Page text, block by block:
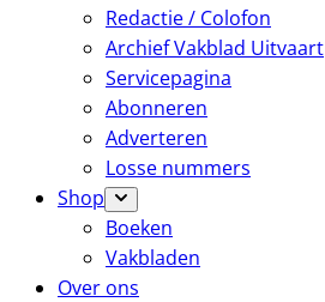
Redactie / Colofon
Archief Vakblad Uitvaart
Servicepagina
Abonneren
Adverteren
Losse nummers
Shop
Boeken
Vakbladen
Over ons